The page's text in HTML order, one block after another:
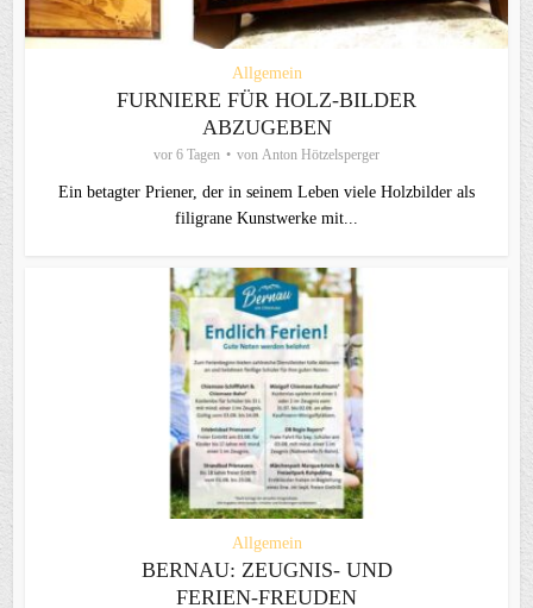
Allgemein
FURNIERE FÜR HOLZ-BILDER
ABZUGEBEN
vor 6 Tagen von Anton Hötzelsperger
Ein betagter Priener, der in seinem Leben viele Holzbilder als
filigrane Kunstwerke mit...
Allgemein
BERNAU: ZEUGNIS- UND
FERIEN-FREUDEN